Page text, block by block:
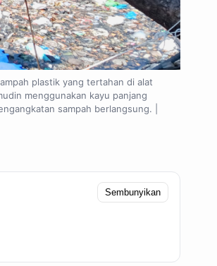
plastik yang tertahan di alat
menggunakan kayu panjang
sampah berlangsung. |
Sembunyikan